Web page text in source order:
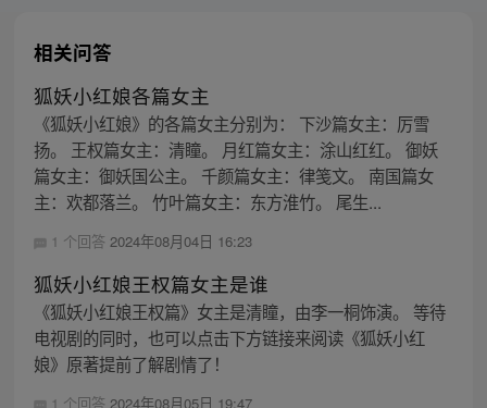
相关问答
狐妖小红娘各篇女主
《狐妖小红娘》的各篇女主分别为： 下沙篇女主：厉雪
扬。 王权篇女主：清瞳。 月红篇女主：涂山红红。 御妖
篇女主：御妖国公主。 千颜篇女主：律笺文。 南国篇女
主：欢都落兰。 竹叶篇女主：东方淮竹。 尾生...
1 个回答 2024年08月04日 16:23
狐妖小红娘王权篇女主是谁
《狐妖小红娘王权篇》女主是清瞳，由李一桐饰演。 等待
电视剧的同时，也可以点击下方链接来阅读《狐妖小红
娘》原著提前了解剧情了！
1 个回答 2024年08月05日 19:47